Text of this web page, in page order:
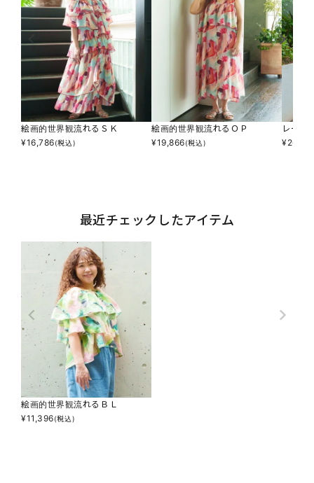
絵画的世界観流れるＳＫ
¥16,786(税込)
絵画的世界観流れるＯＰ
¥19,866(税込)
レース
¥
最近チェックしたアイテム
絵画的世界観流れるＢＬ
¥11,396(税込)